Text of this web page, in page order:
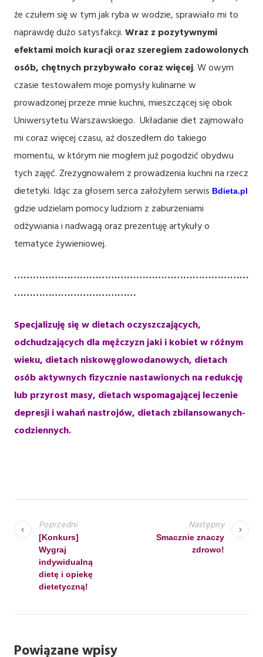
że czułem się w tym jak ryba w wodzie, sprawiało mi to
naprawdę dużo satysfakcji. Wraz z pozytywnymi
efektami moich kuracji oraz szeregiem zadowolonych
osób, chętnych przybywało coraz więcej. W owym
czasie testowałem moje pomysły kulinarne w
prowadzonej przeze mnie kuchni, mieszczącej się obok
Uniwersytetu Warszawskiego. Układanie diet zajmowało
mi coraz więcej czasu, aż doszedłem do takiego
momentu, w którym nie mogłem już pogodzić obydwu
tych zajęć. Zrezygnowałem z prowadzenia kuchni na rzecz
dietetyki. Idąc za głosem serca założyłem serwis Bdieta.pl
gdzie udzielam pomocy ludziom z zaburzeniami
odżywiania i nadwagą oraz prezentuję artykuły o
tematyce żywieniowej.
…………………………………………………………………
…………………………………
Specjalizuję się w dietach oczyszczających,
odchudzających dla mężczyzn jaki i kobiet w różnym
wieku, dietach niskowęglowodanowych, dietach
osób aktywnych fizycznie nastawionych na redukcję
lub przyrost masy, dietach wspomagającej leczenie
depresji i wahań nastrojów, dietach zbilansowanych-
codziennych.
A
W
C
A
Poprzedni
[Konkurs]
Wygraj
indywidualną
dietę i opiekę
dietetyczną!
Następny
Smacznie znaczy
zdrowo!
Powiązane wpisy